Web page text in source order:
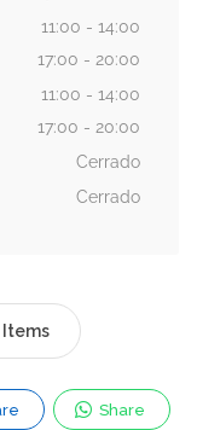
11:00 - 14:00
17:00 - 20:00
11:00 - 14:00
17:00 - 20:00
Cerrado
Cerrado
Items
Share